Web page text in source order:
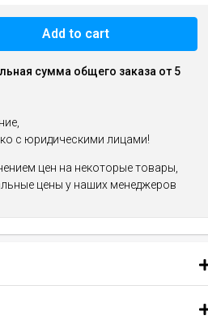
Add to cart
сумма общего заказа от 5
с юридическими лицами!
цен на некоторые товары,
цены у наших менеджеров